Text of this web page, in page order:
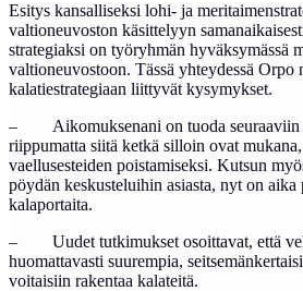
Esitys kansalliseksi lohi- ja
valtioneuvoston käsittelyyn
strategiaksi on työryhmän hyväksymässä
valtioneuvostoon. Tässä yhteydessä Orpo
kalatiestrategiaan liittyvät kysymykset.
– Aikomuksenani on tuoda seuraaviin
riippumatta siitä ketkä silloin ovat
vaellusesteiden poistamiseksi. Kutsun
pöydän keskusteluihin asiasta, nyt on aika
kalaportaita.
– Uudet tutkimukset osoittavat, että
huomattavasti suurempia,
voitaisiin rakentaa kalateitä.